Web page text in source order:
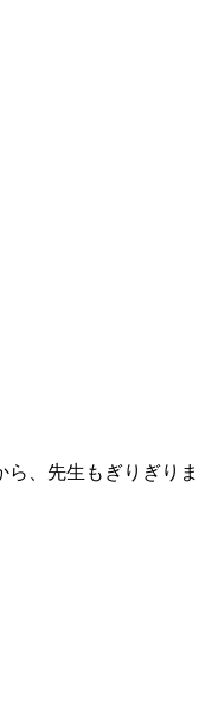
、先生もぎりぎり